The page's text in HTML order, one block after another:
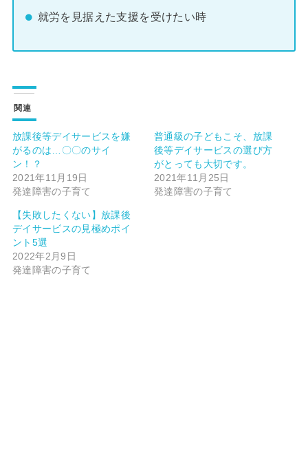
就労を見据えた支援を受けたい時
関連
放課後等デイサービスを嫌
がるのは…〇〇のサイ
ン！？
2021年11月19日
発達障害の子育て
普通級の子どもこそ、放課
後等デイサービスの選び方
がとっても大切です。
2021年11月25日
発達障害の子育て
【失敗したくない】放課後
デイサービスの見極めポイ
ント5選
2022年2月9日
発達障害の子育て